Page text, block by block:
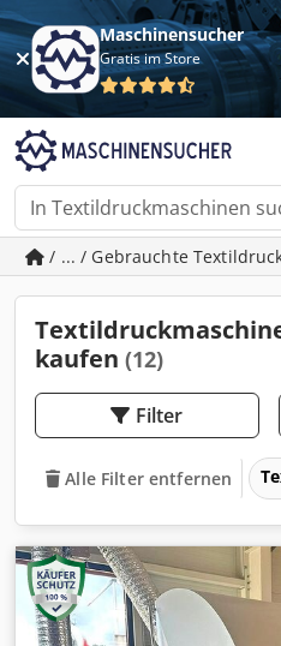
Maschinensucher
Gratis im Store
/ ... / Gebrauchte
kaufen (12)
Filter
Alle Filter entfernen